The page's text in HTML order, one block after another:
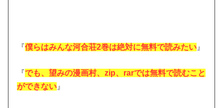
『僕らはみんな河合荘2巻は絶対に無料で読みたい 』
『でも、望みの漫画村、zip、rarでは無料で読むこと
ができない 』